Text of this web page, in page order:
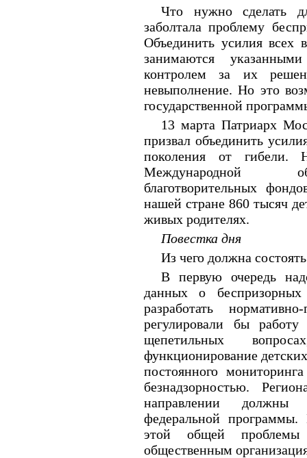
Что нужно сделать
заболтала проблему
Объединить усилия всех
занимаются
контролем за их
невыполнение. Но это
государственной
13 марта Патриарх
призвал объединить
поколения от гибели.
Международной
благотворительных
нашей стране 860 тысяч
живых родителях.
Повестка дня
Из чего должна
В первую очередь
данных о
разработать
регулировали бы
щепетильных
функционирование
постоянного
безнадзорностью.
направлении должны
федеральной
этой общей
общественным